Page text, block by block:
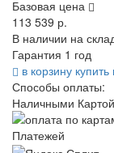
Базовая цена
113 539 р.
В наличии на
Гарантия 1 год
в корзину
Способы оплаты:
Наличными Картой